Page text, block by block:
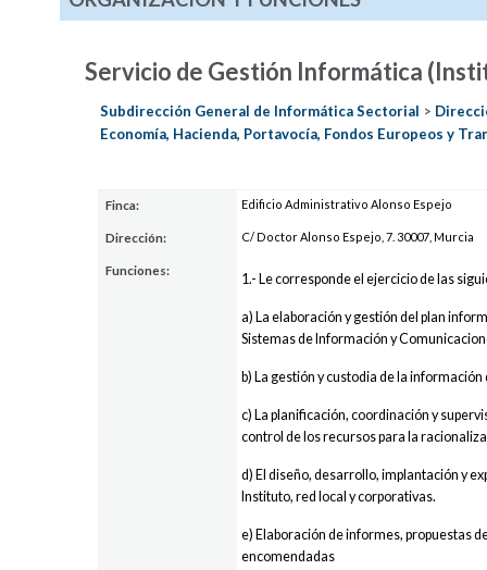
Servicio de Gestión Informática
Subdirección General de Informática Sectorial >
Economía, Hacienda, Portavocía, Fondos Europeos y
Finca: Edificio Administrativo Alonso Espejo
Dirección: C/ Doctor Alonso Espejo, 7. 30007, Murcia
Funciones:
1.- Le corresponde el ejercicio de las
a) La elaboración y gestión del plan
Sistemas de Información y
b) La gestión y custodia de la
c) La planificación, coordinación y
control de los recursos para la
d) El diseño, desarrollo, implantación y
Instituto, red local y corporativas.
e) Elaboración de informes, propuestas
encomendadas